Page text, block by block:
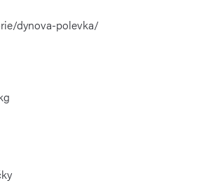
dynova-polevka/